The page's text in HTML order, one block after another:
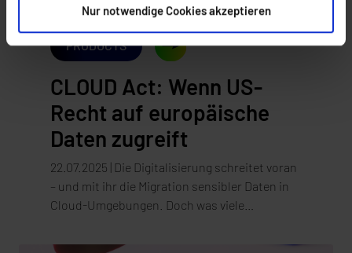
Nur notwendige Cookies akzeptieren
PRODUCTS
CLOUD Act: Wenn US-
Recht auf europäische
Daten zugreift
22.07.2025 | Die Digitalisierung schreitet voran
– und mit ihr die Migration sensibler Daten in
Cloud-Umgebungen. Doch was viele
Anbietern arbeitet, überträgt nicht nur Daten –